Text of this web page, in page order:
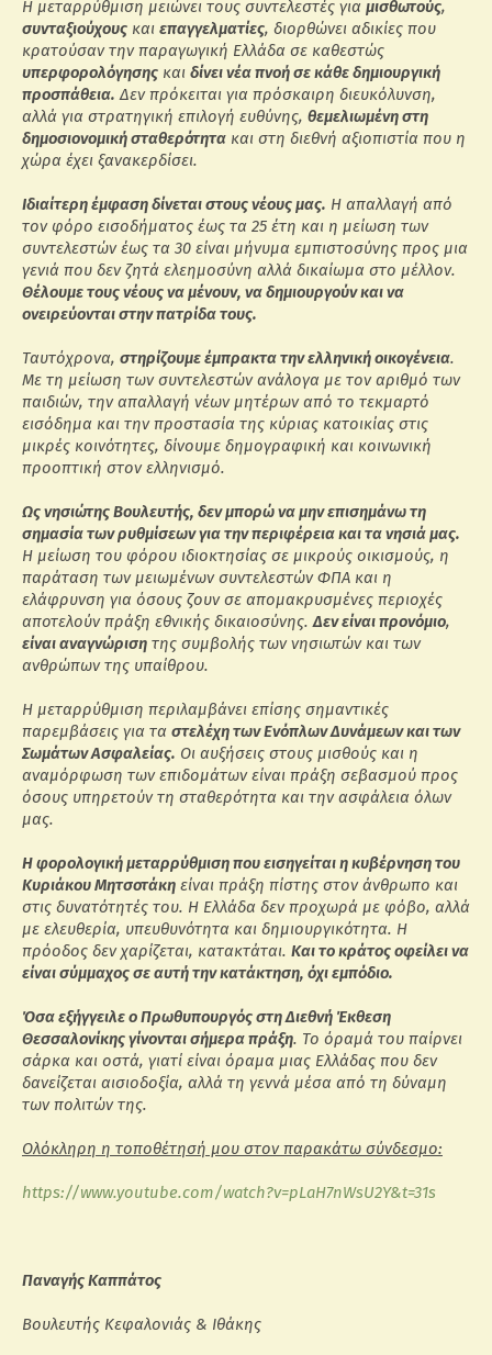
Η μεταρρύθμιση μειώνει τους συντελεστές για μισθωτούς,
συνταξιούχους και επαγγελματίες, διορθώνει αδικίες που
κρατούσαν την παραγωγική Ελλάδα σε καθεστώς
υπερφορολόγησης και δίνει νέα πνοή σε κάθε δημιουργική
προσπάθεια. Δεν πρόκειται για πρόσκαιρη διευκόλυνση,
αλλά για στρατηγική επιλογή ευθύνης, θεμελιωμένη στη
δημοσιονομική σταθερότητα και στη διεθνή αξιοπιστία που η
χώρα έχει ξανακερδίσει.
Ιδιαίτερη έμφαση δίνεται στους νέους μας. Η απαλλαγή από
τον φόρο εισοδήματος έως τα 25 έτη και η μείωση των
συντελεστών έως τα 30 είναι μήνυμα εμπιστοσύνης προς μια
γενιά που δεν ζητά ελεημοσύνη αλλά δικαίωμα στο μέλλον.
Θέλουμε τους νέους να μένουν, να δημιουργούν και να
ονειρεύονται στην πατρίδα τους.
Ταυτόχρονα, στηρίζουμε έμπρακτα την ελληνική οικογένεια.
Με τη μείωση των συντελεστών ανάλογα με τον αριθμό των
παιδιών, την απαλλαγή νέων μητέρων από το τεκμαρτό
εισόδημα και την προστασία της κύριας κατοικίας στις
μικρές κοινότητες, δίνουμε δημογραφική και κοινωνική
προοπτική στον ελληνισμό.
Ως νησιώτης Βουλευτής, δεν μπορώ να μην επισημάνω τη
σημασία των ρυθμίσεων για την περιφέρεια και τα νησιά μας.
Η μείωση του φόρου ιδιοκτησίας σε μικρούς οικισμούς, η
παράταση των μειωμένων συντελεστών ΦΠΑ και η
ελάφρυνση για όσους ζουν σε απομακρυσμένες περιοχές
αποτελούν πράξη εθνικής δικαιοσύνης.Δεν είναι προνόμιο,
είναι αναγνώριση της συμβολής των νησιωτών και των
ανθρώπων της υπαίθρου.
Η μεταρρύθμιση περιλαμβάνει επίσης σημαντικές
παρεμβάσεις για τα στελέχη των Ενόπλων Δυνάμεων και των
Σωμάτων Ασφαλείας. Οι αυξήσεις στους μισθούς και η
αναμόρφωση των επιδομάτων είναι πράξη σεβασμού προς
όσους υπηρετούν τη σταθερότητα και την ασφάλεια όλων
μας.
Η φορολογική μεταρρύθμιση που εισηγείται η κυβέρνηση του
Κυριάκου Μητσοτάκη είναι πράξη πίστης στον άνθρωπο και
στις δυνατότητές του. Η Ελλάδα δεν προχωρά με φόβο, αλλά
με ελευθερία, υπευθυνότητα και δημιουργικότητα. Η
πρόοδος δεν χαρίζεται, κατακτάται. Και το κράτος οφείλει να
είναι σύμμαχος σε αυτή την κατάκτηση, όχι εμπόδιο.
Όσα εξήγγειλε ο Πρωθυπουργός στη Διεθνή Έκθεση
Θεσσαλονίκης γίνονται σήμερα πράξη. Το όραμά του παίρνει
σάρκα και οστά, γιατί είναι όραμα μιας Ελλάδας που δεν
δανείζεται αισιοδοξία, αλλά τη γεννά μέσα από τη δύναμη
των πολιτών της.
Ολόκληρη η τοποθέτησή μου στον παρακάτω σύνδεσμο:
https://www.youtube.com/watch?v=pLaH7nWsU2Y&t=31s
Παναγής Καππάτος
Βουλευτής Κεφαλονιάς & Ιθάκης